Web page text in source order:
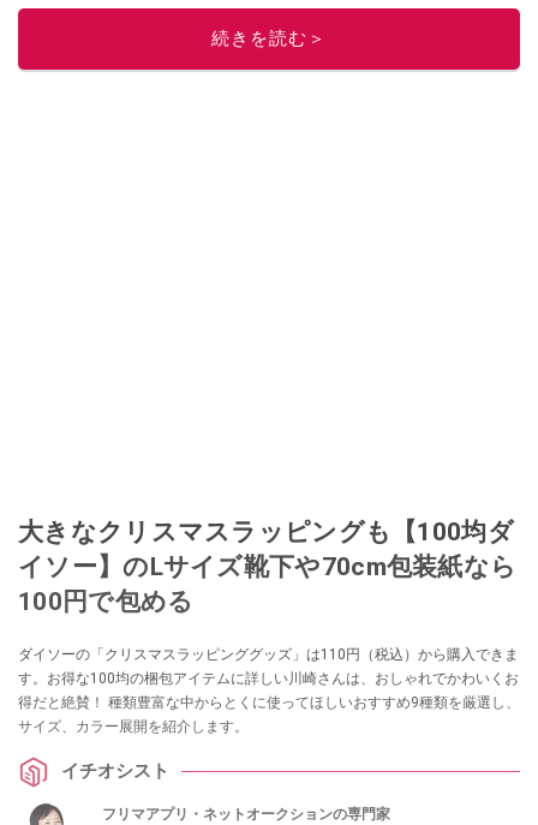
的に稼ぐ！』（翔泳社刊）
■経歴：2003年、夫が子育てをするために、突然会社を辞める。翌月からの
続きを読む＞
大きなクリスマスラッピングも【100均ダ
イソー】のLサイズ靴下や70cm包装紙なら
100円で包める
ダイソーの「クリスマスラッピンググッズ」は110円（税込）から購入できま
す。お得な100均の梱包アイテムに詳しい川崎さんは、おしゃれでかわいくお
得だと絶賛！ 種類豊富な中からとくに使ってほしいおすすめ9種類を厳選し、
サイズ、カラー展開を紹介します。
イチオシスト
フリマアプリ・ネットオークションの専門家